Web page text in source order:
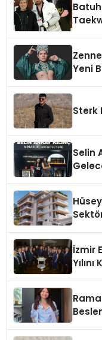
Yeni
Sterk
Selin
İzmir
Yılını